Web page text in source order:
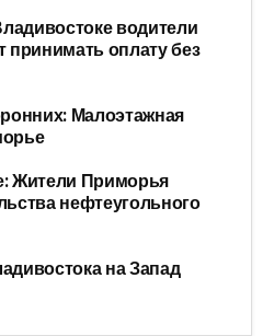
водители
принимать оплату без
Малоэтажная
Жители Приморья
нефтеугольного
на Запад